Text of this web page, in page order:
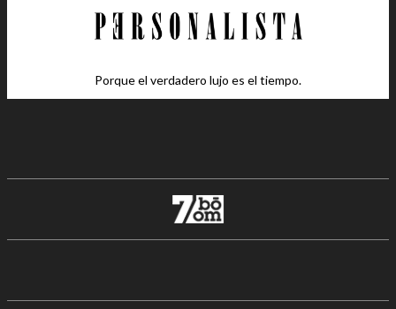
Porque el verdadero lujo es el tiempo.